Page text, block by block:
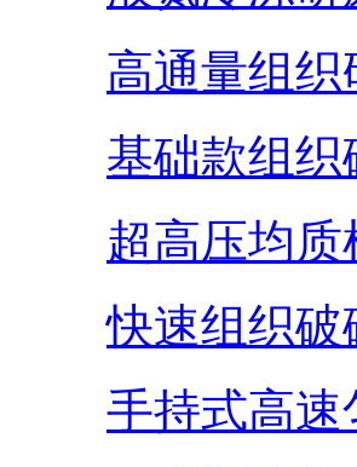
高通量组织
基础款组织
超高压均质
快速组织破
手持式高速